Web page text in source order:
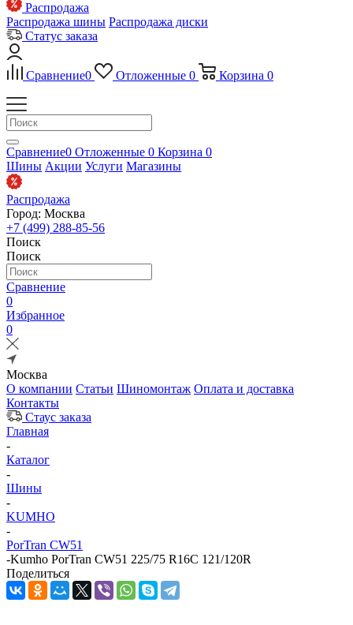
Распродажа
Распродажа шины Распродажа диски
Статус заказа
Сравнение0 Отложенные 0 Корзина 0
Сравнение0 Отложенные 0 Корзина 0
Шины Акции Услуги Магазины
Распродажа
Город: Москва
+7 (499) 288-85-56
Поиск
Поиск
Сравнение
0
Избранное
0
Москва
О компании Статьи Шиномонтаж Оплата и доставка
Контакты
Стаус заказа
Главная
-
Каталог
-
Шины
-
KUMHO
-
PorTran CW51
-Kumho PorTran CW51 225/75 R16C 121/120R
Поделиться